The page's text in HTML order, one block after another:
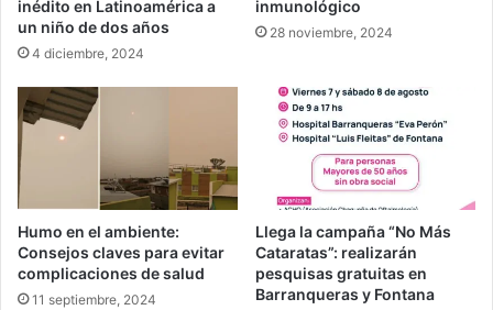
inédito en Latinoamérica a
un niño de dos años
4 diciembre, 2024
inmunológico
28 noviembre, 2024
Humo en el ambiente:
Consejos claves para evitar
complicaciones de salud
11 septiembre, 2024
Llega la campaña “No Más
Cataratas”: realizarán
pesquisas gratuitas en
Barranqueras y Fontana